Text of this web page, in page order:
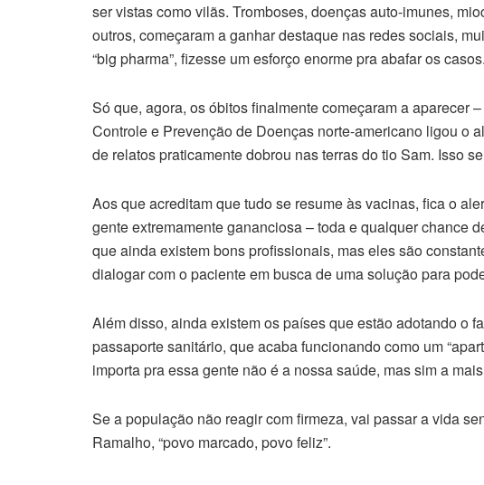
ser vistas como vilãs. Tromboses, doenças auto-imunes,
outros, começaram a ganhar destaque nas redes sociais,
“big pharma”, fizesse um esforço enorme pra abafar os casos.
Só que, agora, os óbitos finalmente começaram a aparecer
Controle e Prevenção de Doenças norte-americano ligou o
de relatos praticamente dobrou nas terras do tio Sam. Isso
Aos que acreditam que tudo se resume às vacinas, fica o
gente extremamente gananciosa – toda e qualquer chance
que ainda existem bons profissionais, mas eles são
dialogar com o paciente em busca de uma solução para
Além disso, ainda existem os países que estão adotando o
passaporte sanitário, que acaba funcionando como um
importa pra essa gente não é a nossa saúde, mas sim a
Se a população não reagir com firmeza, vai passar a vida
Ramalho, “povo marcado, povo feliz”.